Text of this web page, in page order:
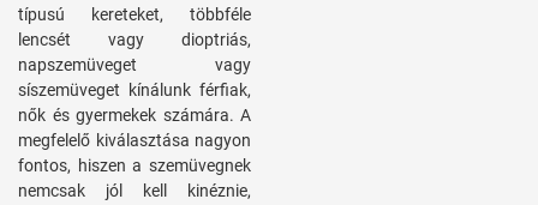
típusú kereteket, többféle
lencsét vagy dioptriás,
napszemüveget vagy
síszemüveget kínálunk férfiak,
nők és gyermekek számára. A
megfelelő kiválasztása nagyon
fontos, hiszen a szemüvegnek
nemcsak jól kell kinéznie,